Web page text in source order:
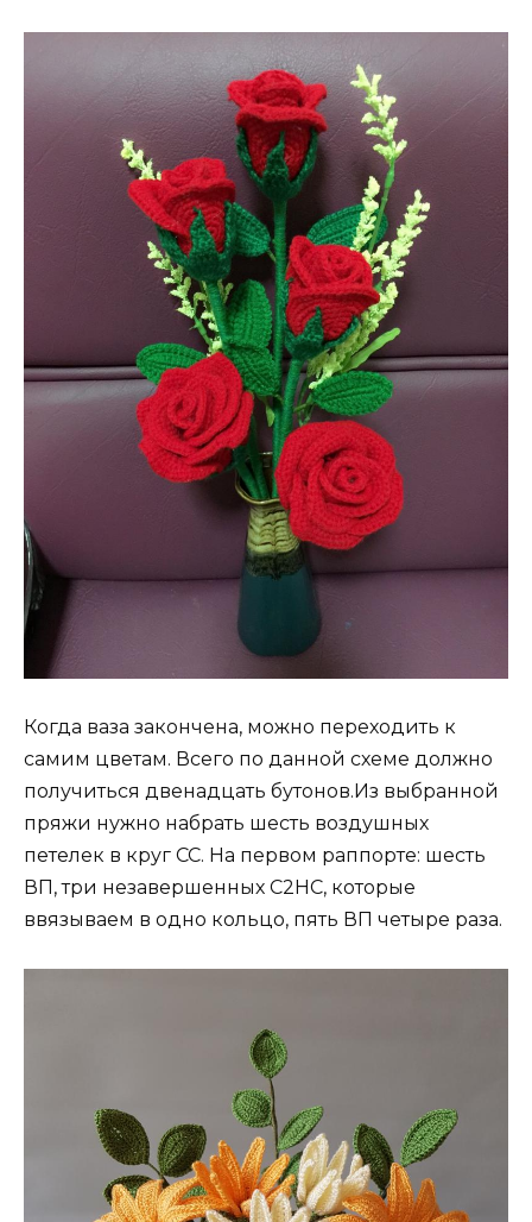
Когда ваза закончена, можно переходить к
самим цветам. Всего по данной схеме должно
получиться двенадцать бутонов.Из выбранной
пряжи нужно набрать шесть воздушных
петелек в круг СС. На первом раппорте: шесть
ВП, три незавершенных С2НС, которые
ввязываем в одно кольцо, пять ВП четыре раза.